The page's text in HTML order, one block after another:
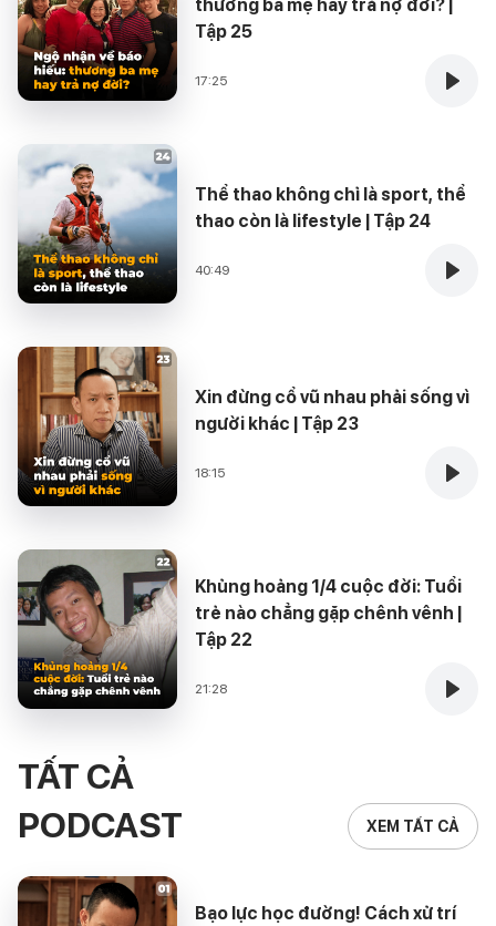
thương ba mẹ hay trả nợ đời? |
Tập 25
17:25
Thể thao không chỉ là sport, thể
thao còn là lifestyle | Tập 24
40:49
Xin đừng cổ vũ nhau phải sống vì
người khác | Tập 23
18:15
Khủng hoảng 1/4 cuộc đời: Tuổi
trẻ nào chẳng gặp chênh vênh |
Tập 22
21:28
TẤT CẢ
PODCAST
XEM TẤT CẢ
Bạo lực học đường! Cách xử trí